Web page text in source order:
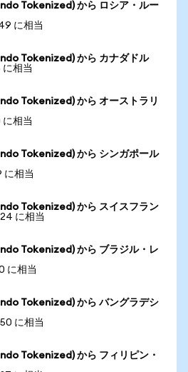
Tokenized) から ロシア・ルー
に相当
Tokenized) から カナダドル
に相当
Tokenized) から オーストラリ
に相当
Tokenized) から シンガポール
に相当
Tokenized) から スイスフラン
に相当
Tokenized) から ブラジル・レ
に相当
Tokenized) から バングラデシ
に相当
Tokenized) から フィリピン・